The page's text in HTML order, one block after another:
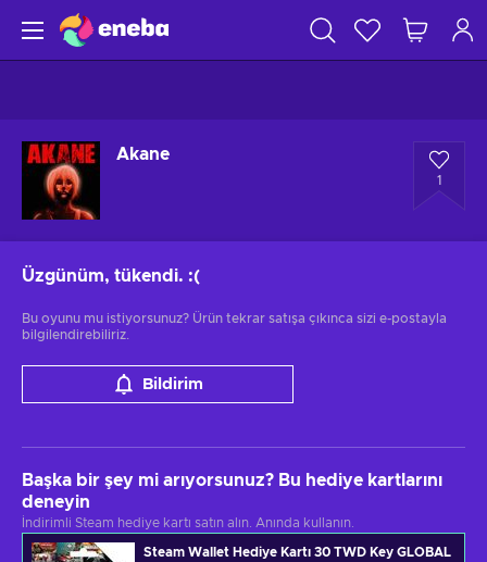
Akane
1
Üzgünüm, tükendi. :(
Bu oyunu mu istiyorsunuz? Ürün tekrar satışa çıkınca sizi e-postayla
bilgilendirebiliriz.
Bildirim
Başka bir şey mi arıyorsunuz? Bu hediye kartlarını
deneyin
İndirimli Steam hediye kartı satın alın. Anında kullanın.
Steam Wallet Hediye Kartı 30 TWD Key GLOBAL